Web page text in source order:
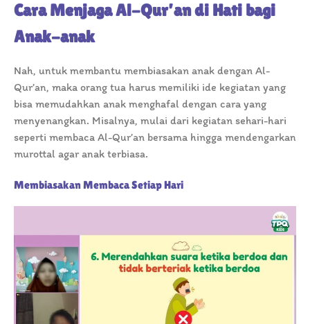
Cara Menjaga Al-Qur’an di Hati bagi
Anak-anak
Nah, untuk membantu membiasakan anak dengan Al-
Qur’an, maka orang tua harus memiliki ide kegiatan yang
bisa memudahkan anak menghafal dengan cara yang
menyenangkan. Misalnya, mulai dari kegiatan sehari-hari
seperti membaca Al-Qur’an bersama hingga mendengarkan
murottal agar anak terbiasa.
Membiasakan Membaca Setiap Hari